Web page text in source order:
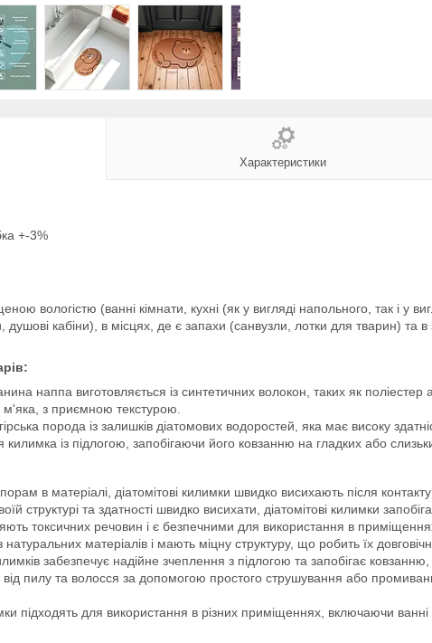
Характеристики
+-3%
вологістю (ванні кімнати, кухні (як у вигляді напольного, так і у
кабіни), в місцях, де є запахи (санвузли, лотки для тварин) та
наппа виготовляється із синтетичних волокон, таких як
м'яка, з приємною текстурою.
порода із залишків діатомових водоростей, яка має високу
із підлогою, запобігаючи його ковзанню на гладких або
в матеріалі, діатомітові килимки швидко висихають після
структурі та здатності швидко висихати, діатомітові килимки
токсичних речовин і є безпечними для використання в
натуральних матеріалів і мають міцну структуру, що робить їх
забезпечує надійне зчеплення з підлогою та запобігає
від пилу та волосся за допомогою простого струшування або
підходять для використання в різних приміщеннях, включаючи ванні